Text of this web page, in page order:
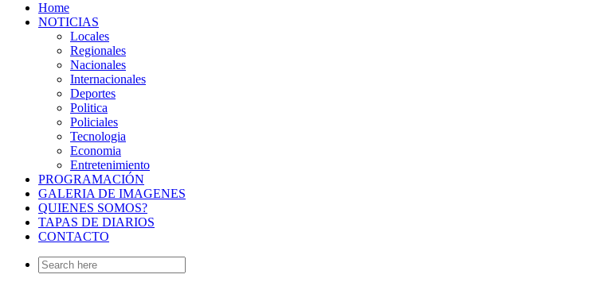
Home
NOTICIAS
Locales
Regionales
Nacionales
Internacionales
Deportes
Politica
Policiales
Tecnologia
Economia
Entretenimiento
PROGRAMACIÓN
GALERIA DE IMAGENES
QUIENES SOMOS?
TAPAS DE DIARIOS
CONTACTO
Search
for: